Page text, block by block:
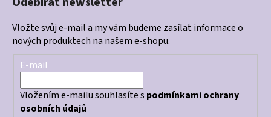
Vložte svůj e-mail a my vám budeme zasílat informace o
nových produktech na našem e-shopu.
E-mail
Vložením e-mailu souhlasíte s podmínkami ochrany
osobních údajů